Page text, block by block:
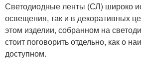
Светодиодные ленты (СЛ) широко
освещения, так и в декоративных
этом изделии, собранном на
стоит поговорить отдельно, как о
доступном.